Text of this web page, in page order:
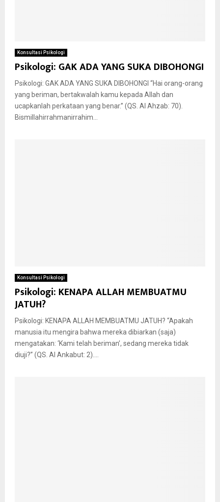
Konsultasi Psikologi
Psikologi: GAK ADA YANG SUKA DIBOHONGI
Psikologi: GAK ADA YANG SUKA DIBOHONGI “Hai orang-orang
yang beriman, bertakwalah kamu kepada Allah dan
ucapkanlah perkataan yang benar.” (QS. Al Ahzab: 70).
Bismillahirrahmanirrahim...
Konsultasi Psikologi
Psikologi: KENAPA ALLAH MEMBUATMU
JATUH?
Psikologi: KENAPA ALLAH MEMBUATMU JATUH? “Apakah
manusia itu mengira bahwa mereka dibiarkan (saja)
mengatakan: ‘Kami telah beriman’, sedang mereka tidak
diuji?” (QS. Al Ankabut: 2)....